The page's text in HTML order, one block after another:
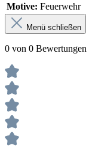
Motive: Feuerwehr
Menü schließen
0 von 0 Bewertungen